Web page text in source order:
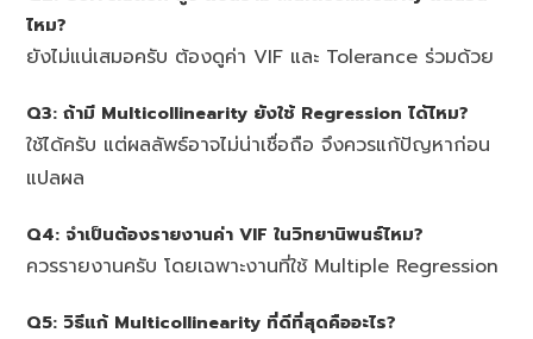
ไหม?
ยังไม่แน่เสมอครับ ต้องดูค่า VIF และ Tolerance ร่วมด้วย
Q3: ถ้ามี Multicollinearity ยังใช้ Regression ได้ไหม?
ใช้ได้ครับ แต่ผลลัพธ์อาจไม่น่าเชื่อถือ จึงควรแก้ปัญหาก่อน
แปลผล
Q4: จำเป็นต้องรายงานค่า VIF ในวิทยานิพนธ์ไหม?
ควรรายงานครับ โดยเฉพาะงานที่ใช้ Multiple Regression
Q5: วิธีแก้ Multicollinearity ที่ดีที่สุดคืออะไร?